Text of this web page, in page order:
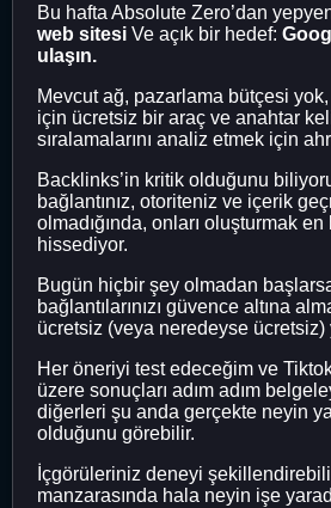
Bu hafta Absolute Zero’dan
web sitesi Ve açık bir hedef:
ulaşın.
Mevcut ağ, pazarlama bütçesi
için ücretsiz bir araç ve anahtar
sıralamalarını analiz etmek için
Backlinks’in kritik olduğunu
bağlantınız, otoriteniz ve içerik
olmadığında, onları oluşturmak
hissediyor.
Bugün hiçbir şey olmadan
bağlantılarınızı güvence altına
ücretsiz (veya neredeyse ücretsiz)
Her öneriyi test edeceğim ve
üzere sonuçları adım adım
diğerleri şu anda gerçekte neyin
olduğunu görebilir.
İçgörüleriniz deneyi
manzarasında hala neyin işe